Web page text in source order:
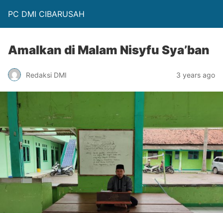
PC DMI CIBARUSAH
Amalkan di Malam Nisyfu Sya’ban
Redaksi DMI 3 years ago